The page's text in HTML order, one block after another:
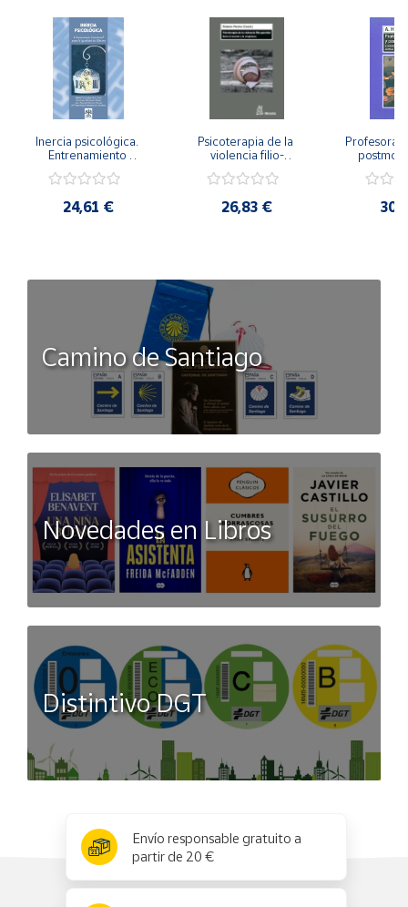
Inercia psicológica.
Entrenamiento
Igualdad de Género.
24,61 €
Psicoterapia de la
violencia filio-
secreto y la
26,83 €
Camino de Santiago
Novedades en Libros
Distintivo DGT
Envío responsable gratuito a
partir de 20 €